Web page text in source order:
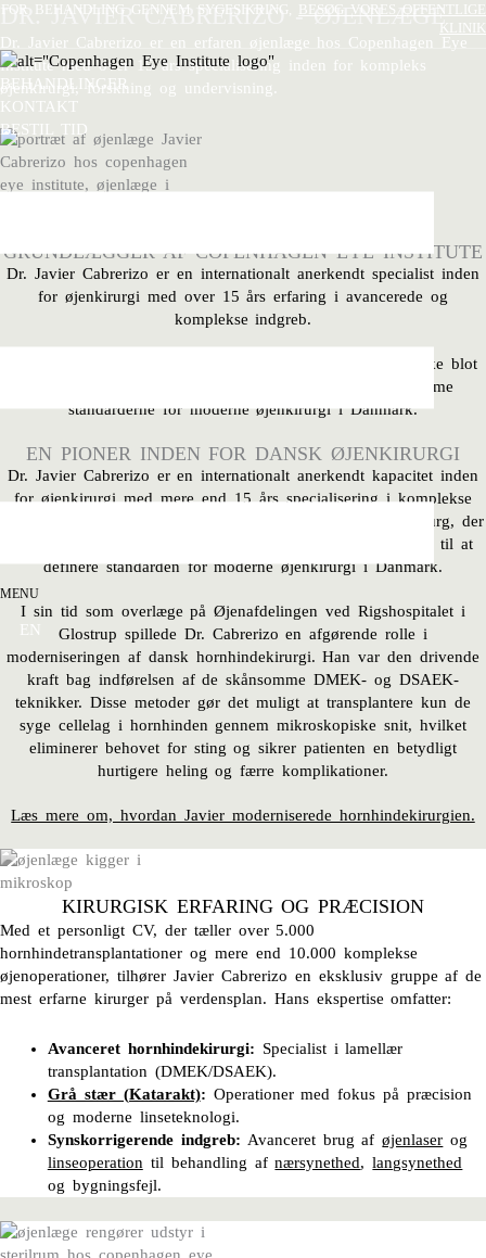
Gå
indholdet
FOR BEHANDLING GENNEM SYGESIKRING, BESØG VORES OFFENTLIGE
KLINIK
BEHANDLINGER
KONTAKT
BESTIL TID
MENU
EN
DR. JAVIER CABRERIZO - ØJENLÆGE
Dr. Javier Cabrerizo er en erfaren øjenlæge hos Copenhagen Eye
Institutemed over 15 års specialisering inden for kompleks
øjenkirurgi, forskning og undervisning.
GRUNDLÆGGER AF COPENHAGEN EYE INSTITUTE
Dr. Javier Cabrerizo er en internationalt anerkendt specialist inden
for øjenkirurgi med over 15 års erfaring i avancerede og
komplekse indgreb.
Som patient hos Dr. Cabrerizo møder du en kirurg, der ikke blot
udfører behandlinger, men som har været med til at forme
standarderne for moderne øjenkirurgi i Danmark.
EN PIONER INDEN FOR DANSK ØJENKIRURGI
Dr. Javier Cabrerizo er en internationalt anerkendt kapacitet inden
for øjenkirurgi med mere end 15 års specialisering i komplekse
indgreb. Som patient hos Javier Cabrerizo møder du en kirurg, der
ikke blot udfører behandlingerne, men som har været med til at
definere standarden for moderne øjenkirurgi i Danmark.
I sin tid som overlæge på Øjenafdelingen ved Rigshospitalet i
Glostrup spillede Dr. Cabrerizo en afgørende rolle i
moderniseringen af dansk hornhindekirurgi. Han var den drivende
kraft bag indførelsen af de skånsomme DMEK- og DSAEK-
teknikker. Disse metoder gør det muligt at transplantere kun de
syge cellelag i hornhinden gennem mikroskopiske snit, hvilket
eliminerer behovet for sting og sikrer patienten en betydligt
hurtigere heling og færre komplikationer.
Læs mere om, hvordan Javier moderniserede hornhindekirurgien.
KIRURGISK ERFARING OG PRÆCISION
Med et personligt CV, der tæller over 5.000
hornhindetransplantationer og mere end 10.000 komplekse
øjenoperationer, tilhører Javier Cabrerizo en eksklusiv gruppe af de
mest erfarne kirurger på verdensplan. Hans ekspertise omfatter:
Avanceret hornhindekirurgi: Specialist i lamellær
transplantation (DMEK/DSAEK).
Grå stær (Katarakt): Operationer med fokus på præcision
og moderne linseteknologi.
Synskorrigerende indgreb: Avanceret brug aføjenlaser og
linseoperation til behandling afnærsynethed,langsynethed
og bygningsfejl.